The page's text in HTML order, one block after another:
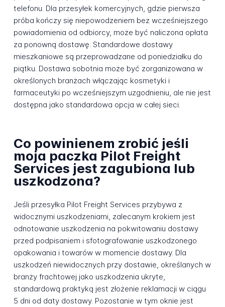
telefonu. Dla przesyłek komercyjnych, gdzie pierwsza
próba kończy się niepowodzeniem bez wcześniejszego
powiadomienia od odbiorcy, może być naliczona opłata
za ponowną dostawę. Standardowe dostawy
mieszkaniowe są przeprowadzane od poniedziałku do
piątku. Dostawa sobotnia może być zorganizowana w
określonych branżach włączając kosmetyki i
farmaceutyki po wcześniejszym uzgodnieniu, ale nie jest
dostępna jako standardowa opcja w całej sieci.
Co powinienem zrobić jeśli
moja paczka Pilot Freight
Services jest zagubiona lub
uszkodzona?
Jeśli przesyłka Pilot Freight Services przybywa z
widocznymi uszkodzeniami, zalecanym krokiem jest
odnotowanie uszkodzenia na pokwitowaniu dostawy
przed podpisaniem i sfotografowanie uszkodzonego
opakowania i towarów w momencie dostawy. Dla
uszkodzeń niewidocznych przy dostawie, określanych w
branży frachtowej jako uszkodzenia ukryte,
standardową praktyką jest złożenie reklamacji w ciągu
5 dni od daty dostawy. Pozostanie w tym oknie jest